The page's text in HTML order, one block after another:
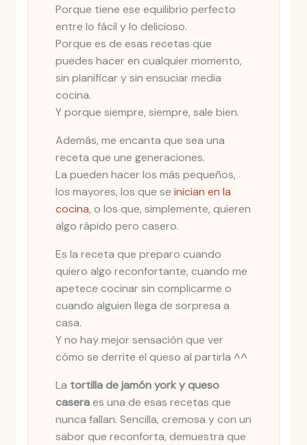
Porque tiene ese equilibrio perfecto
entre lo fácil y lo delicioso.
Porque es de esas recetas que
puedes hacer en cualquier momento,
sin planificar y sin ensuciar media
cocina.
Y porque siempre, siempre, sale bien.
Además, me encanta que sea una
receta que une generaciones.
La pueden hacer los más pequeños,
los mayores, los que se inician en la
cocina, o los que, simplemente, quieren
algo rápido pero casero.
Es la receta que preparo cuando
quiero algo reconfortante, cuando me
apetece cocinar sin complicarme o
cuando alguien llega de sorpresa a
casa.
Y no hay mejor sensación que ver
cómo se derrite el queso al partirla ^^
La tortilla de jamón york y queso
caseraes una de esas recetas que
nunca fallan. Sencilla, cremosa y con un
sabor que reconforta, demuestra que